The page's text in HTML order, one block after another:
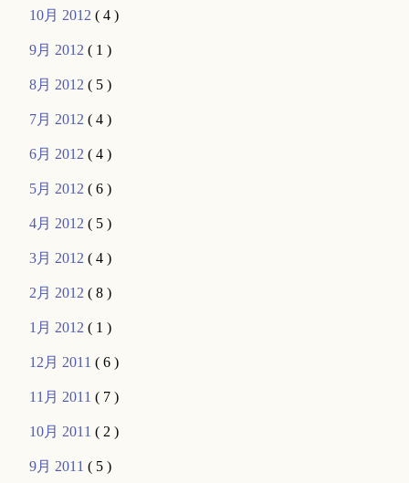
10月 2012( 4 )
9月 2012( 1 )
8月 2012( 5 )
7月 2012( 4 )
6月 2012( 4 )
5月 2012( 6 )
4月 2012( 5 )
3月 2012( 4 )
2月 2012( 8 )
1月 2012( 1 )
12月 2011( 6 )
11月 2011( 7 )
10月 2011( 2 )
9月 2011( 5 )